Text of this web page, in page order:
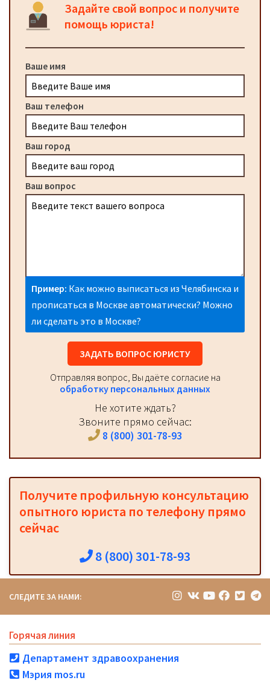
Задайте свой вопрос и получите
помощь юриста!
Ваше имя
Ваш телефон
Ваш город
Ваш вопрос
Пример: Как можно выписаться из Челябинска и
прописаться в Москве автоматически? Можно
ли сделать это в Москве?
ЗАДАТЬ ВОПРОС ЮРИСТУ
Отправляя вопрос, Вы даёте согласие на
обработку персональных данных
Не хотите ждать?
Звоните прямо сейчас:
8 (800) 301-78-93
Получите профильную консультацию
опытного юриста по телефону прямо
сейчас
8 (800) 301-78-93
СЛЕДИТЕ ЗА НАМИ:
Горячая линия
Департамент здравоохранения
Мэрия mos.ru